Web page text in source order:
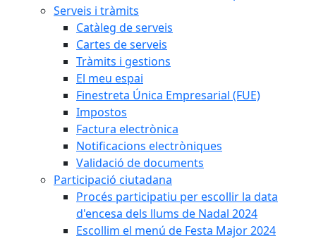
Serveis i tràmits
Catàleg de serveis
Cartes de serveis
Tràmits i gestions
El meu espai
Finestreta Única Empresarial (FUE)
Impostos
Factura electrònica
Notificacions electròniques
Validació de documents
Participació ciutadana
Procés participatiu per escollir la data
d'encesa dels llums de Nadal 2024
Escollim el menú de Festa Major 2024